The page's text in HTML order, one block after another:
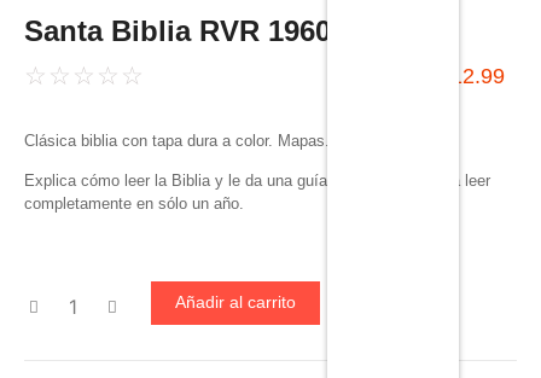
Santa Biblia RVR 1960
☆ ☆ ☆ ☆ ☆ 12.99
Clásica biblia con tapa dura a color. Mapas.
Explica cómo leer la Biblia y le da una guía diaria para poderla leer
completamente en sólo un año.
Añadir al carrito